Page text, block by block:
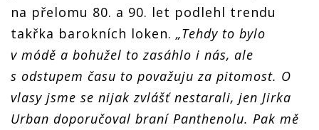
na přelomu 80. a 90. let podlehl trendu
takřka barokních loken. „Tehdy to bylo
v módě a bohužel to zasáhlo i nás, ale
s odstupem času to považuju za pitomost. O
vlasy jsme se nijak zvlášť nestarali, jen Jirka
Urban doporučoval braní Panthenolu. Pak mě